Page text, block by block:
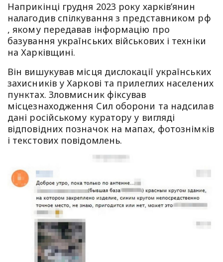
Наприкінці грудня 2023 року харків’янин
налагодив спілкування з представником рф
, якому передавав інформацію про
базування українських військових і техніки
на Харківщині.
Він вишукував місця дислокації українських
захисників у Харкові та прилеглих населених
пунктах. Зловмисник фіксував
місцезнаходження Сил оборони та надсилав
дані російському куратору у вигляді
відповідних позначок на мапах, фотознімків
і текстових повідомлень.